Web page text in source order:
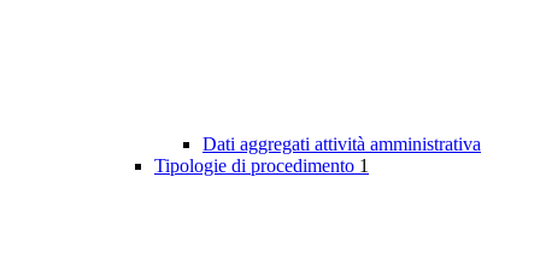
Dati aggregati attività amministrativa
Tipologie di procedimento 1